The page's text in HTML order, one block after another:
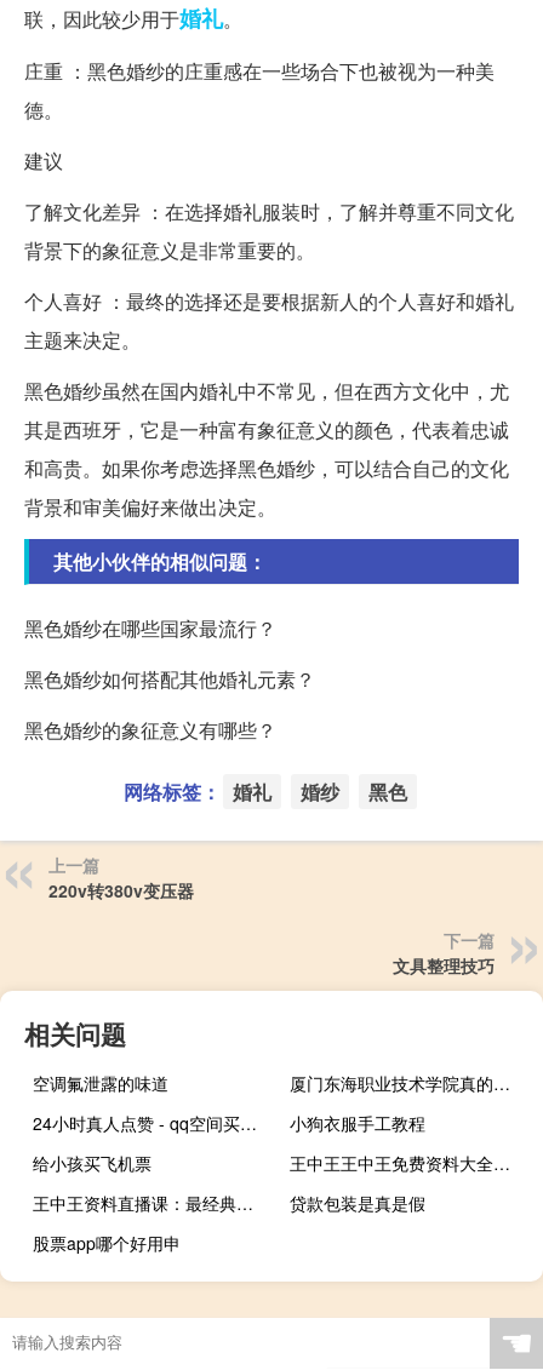
联，因此较少用于婚礼。
庄重 ：黑色婚纱的庄重感在一些场合下也被视为一种美
德。
建议
了解文化差异 ：在选择婚礼服装时，了解并尊重不同文化
背景下的象征意义是非常重要的。
个人喜好 ：最终的选择还是要根据新人的个人喜好和婚礼
主题来决定。
黑色婚纱虽然在国内婚礼中不常见，但在西方文化中，尤
其是西班牙，它是一种富有象征意义的颜色，代表着忠诚
和高贵。如果你考虑选择黑色婚纱，可以结合自己的文化
背景和审美偏好来做出决定。
其他小伙伴的相似问题：
黑色婚纱在哪些国家最流行？
黑色婚纱如何搭配其他婚礼元素？
黑色婚纱的象征意义有哪些？
网络标签： 婚礼 婚纱 黑色
上一篇
220v转380v变压器
下一篇
文具整理技巧
相关问题
空调氟泄露的味道
厦门东海职业技术学院真的好吗 厦门同安职业技术学校
24小时真人点赞 - qq空间买赞1毛1000赞_qq秒赞网访客
小狗衣服手工教程
给小孩买飞机票
王中王王中王免费资料大全一,乃至精选解释落实_3DM91.8.9
王中王资料直播课：最经典的诗意AI解释落实-2709.3D.A627
贷款包装是真是假
股票app哪个好用申
☚